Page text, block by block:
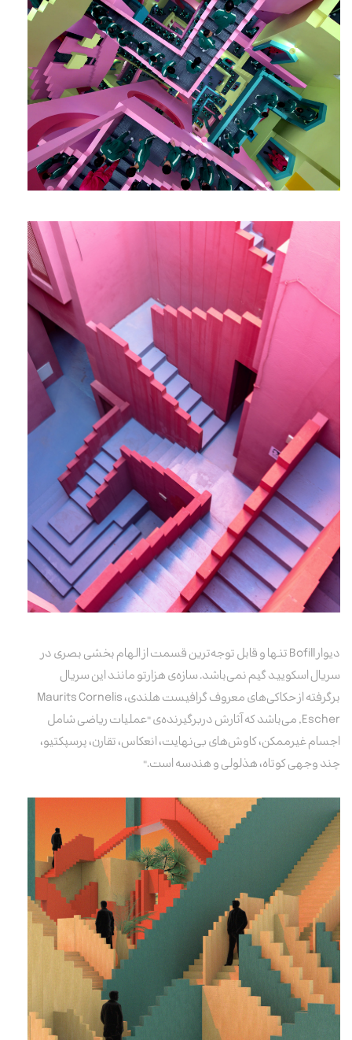
دیوار Bofill تنها و قابل توجه‌ترین قسمت از الهام بخشی بصری در
سریال اسکویید گیم نمی‌باشد.سازه‌ی هزارتومانند این سریال
برگرفته از حکاکی‌های معروف گرافیست هلندی، Maurits Cornelis
Escher, می‌باشد که آثارش دربرگیرنده‌ی "
عملیات ریاضیشامل
اجسام غیرممکن، کاوش‌های بی‌نهایت، انعکاس، تقارن، پرسپکتیو،
چند وجهی کوتاه، هذلولی و هندسه است."